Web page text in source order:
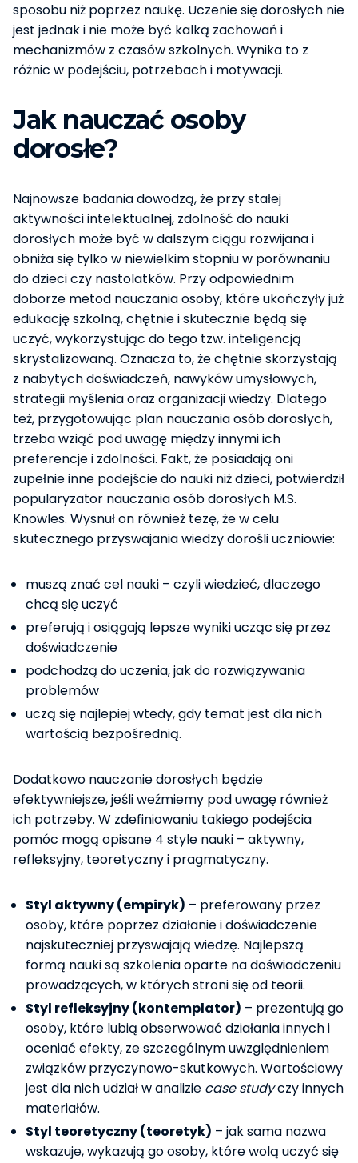
sposobu niż poprzez naukę. Uczenie się dorosłych nie
jest jednak i nie może być kalką zachowań i
mechanizmów z czasów szkolnych. Wynika to z
różnic w podejściu, potrzebach i motywacji.
Jak nauczać osoby
dorosłe?
Najnowsze badania dowodzą, że przy stałej
aktywności intelektualnej, zdolność do nauki
dorosłych może być w dalszym ciągu rozwijana i
obniża się tylko w niewielkim stopniu w porównaniu
do dzieci czy nastolatków. Przy odpowiednim
doborze metod nauczania osoby, które ukończyły już
edukację szkolną, chętnie i skutecznie będą się
uczyć, wykorzystując do tego tzw. inteligencją
skrystalizowaną. Oznacza to, że chętnie skorzystają
z nabytych doświadczeń, nawyków umysłowych,
strategii myślenia oraz organizacji wiedzy. Dlatego
też, przygotowując plan nauczania osób dorosłych,
trzeba wziąć pod uwagę między innymi ich
preferencje i zdolności. Fakt, że posiadają oni
zupełnie inne podejście do nauki niż dzieci, potwierdził
popularyzator nauczania osób dorosłych M.S.
Knowles. Wysnuł on również tezę, że w celu
skutecznego przyswajania wiedzy dorośli uczniowie:
muszą znać cel nauki – czyli wiedzieć, dlaczego
chcą się uczyć
preferują i osiągają lepsze wyniki ucząc się przez
doświadczenie
podchodzą do uczenia, jak do rozwiązywania
problemów
uczą się najlepiej wtedy, gdy temat jest dla nich
wartością bezpośrednią.
Dodatkowo nauczanie dorosłych będzie
efektywniejsze, jeśli weźmiemy pod uwagę również
ich potrzeby. W zdefiniowaniu takiego podejścia
pomóc mogą opisane 4 style nauki – aktywny,
refleksyjny, teoretyczny i pragmatyczny.
Styl aktywny (empiryk) – preferowany przez
osoby, które poprzez działanie i doświadczenie
najskuteczniej przyswajają wiedzę. Najlepszą
formą nauki są szkolenia oparte na doświadczeniu
prowadzących, w których stroni się od teorii.
Styl refleksyjny (kontemplator) – prezentują go
osoby, które lubią obserwować działania innych i
oceniać efekty, ze szczególnym uwzględnieniem
związków przyczynowo-skutkowych. Wartościowy
jest dla nich udział w analizie case studyczy innych
materiałów.
Styl teoretyczny (teoretyk) – jak sama nazwa
wskazuje, wykazują go osoby, które wolą uczyć się